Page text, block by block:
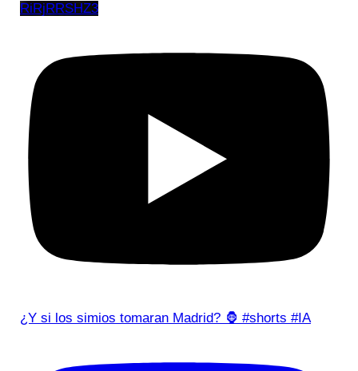
RiRjRRSHZ3
¿Y si los simios tomaran Madrid? 🦍 #shorts #IA